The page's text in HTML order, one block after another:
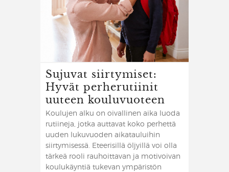
Sujuvat siirtymiset:
Hyvät perherutiinit
uuteen kouluvuoteen
Koulujen alku on oivallinen aika luoda
rutiineja, jotka auttavat koko perhettä
uuden lukuvuoden aikatauluihin
siirtymisessä. Eteerisillä öljyillä voi olla
tärkeä rooli rauhoittavan ja motivoivan
koulukäyntiä tukevan ympäristön